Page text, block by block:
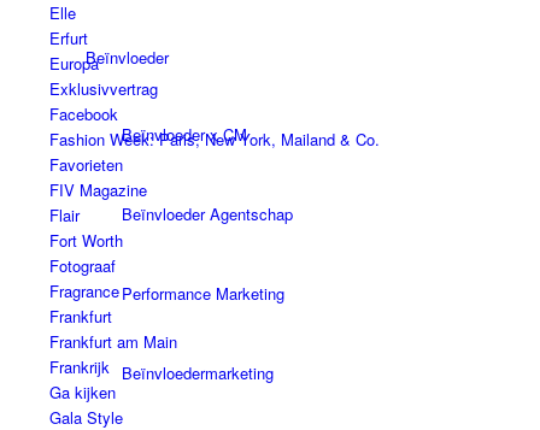
Beïnvloeder
Beïnvloeder x CM
Beïnvloeder Agentschap
Performance Marketing
Beïnvloedermarketing
Elle
Erfurt
Europa
Exklusivvertrag
Facebook
Fashion Week: Paris, New York, Mailand & Co.
Favorieten
FIV Magazine
Flair
Fort Worth
Fotograaf
Fragrance
Frankfurt
Frankfurt am Main
Frankrijk
Ga kijken
Gala Style